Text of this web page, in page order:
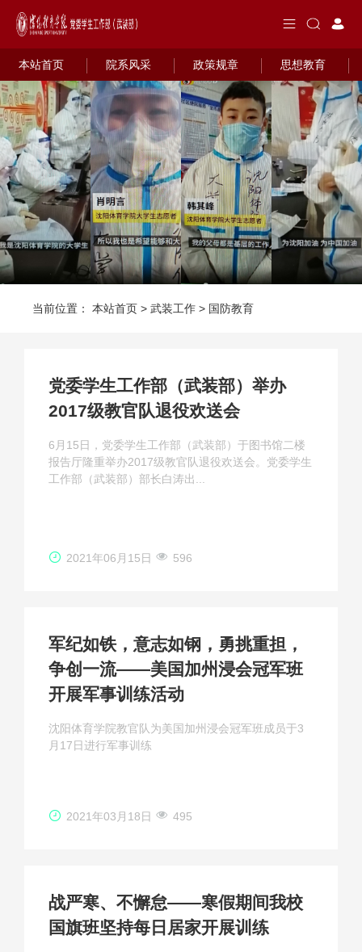
本站首页 院系风采 政策规章 思想教育
当前位置： 本站首页 > 武装工作 > 国防教育
党委学生工作部（武装部）举办
2017级教官队退役欢送会
6月15日，党委学生工作部（武装部）于图书馆二楼
报告厅隆重举办2017级教官队退役欢送会。党委学生
工作部（武装部）部长白涛出...
2021年06月15日 596
军纪如铁，意志如钢，勇挑重担，
争创一流——美国加州浸会冠军班
开展军事训练活动
沈阳体育学院教官队为美国加州浸会冠军班成员于3
月17日进行军事训练
2021年03月18日 495
战严寒、不懈怠——寒假期间我校
国旗班坚持每日居家开展训练